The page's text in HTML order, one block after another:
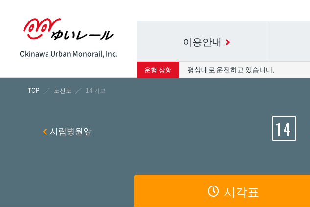
이용안내
Okinawa Urban Monorail, Inc.
운행 상황 평상대로 운전하고 있습니다.
노선도 14 기보
14
시각표
시립병원앞